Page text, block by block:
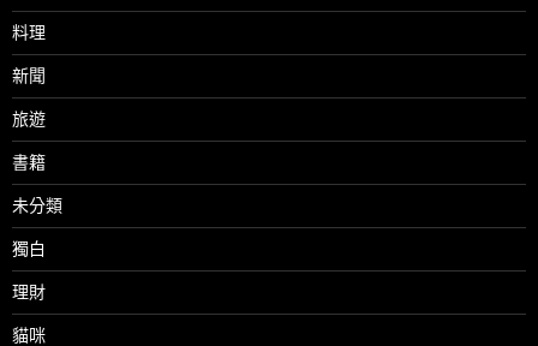
料理
新聞
旅遊
書籍
未分類
獨白
理財
貓咪